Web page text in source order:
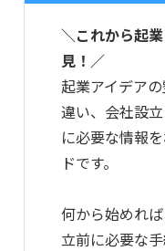
＼これから起
見！／
起業アイデア
違い、会社設
に必要な情報
ドです。
何から始めれ
立前に必要な